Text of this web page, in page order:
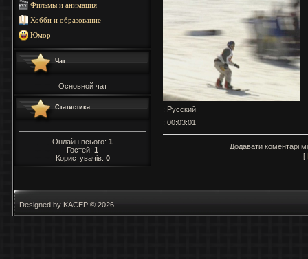
Фильмы и анимация
Хобби и образование
Юмор
Чат
Основной чат
Статистика
Онлайн всього: 1
Гостей: 1
Користувачів: 0
: Русский
: 00:03:01
Додавати коментарі
[
Designed by KACEP © 2026